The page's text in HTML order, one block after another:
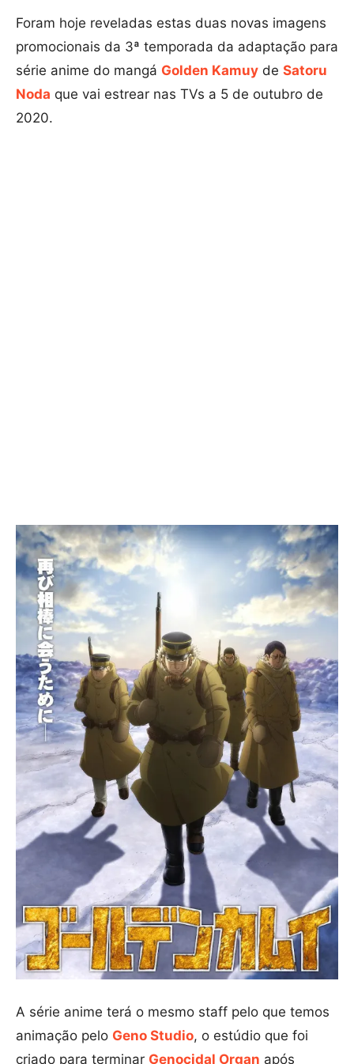
Foram hoje reveladas estas duas novas imagens
promocionais da 3ª temporada da adaptação para
série anime do mangá Golden Kamuy de Satoru
Noda que vai estrear nas TVs a 5 de outubro de
2020.
A série anime terá o mesmo staff pelo que temos
animação pelo Geno Studio, o estúdio que foi
criado para terminar Genocidal Organ após